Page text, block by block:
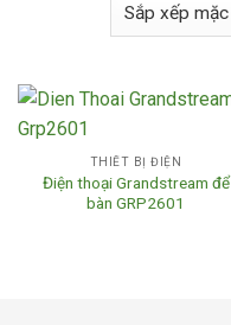
THIẾT BỊ ĐIỆN
Điện thoại Grandstream để
bàn GRP2601